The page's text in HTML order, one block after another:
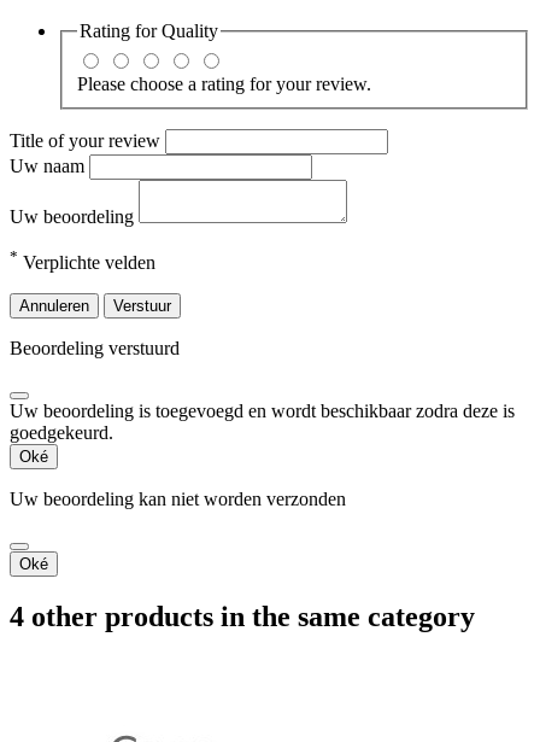
Rating forQuality
Please choose a rating for your review.
Title of your review
Uw naam
Uw beoordeling
* Verplichte velden
Annuleren Verstuur
Beoordeling verstuurd
Uw beoordeling is toegevoegd en wordt beschikbaar zodra deze is
goedgekeurd.
Oké
Uw beoordeling kan niet worden verzonden
Oké
4 other products in the same category